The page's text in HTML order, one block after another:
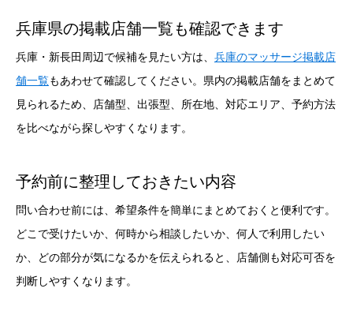
兵庫県の掲載店舗一覧も確認できます
兵庫・新長田周辺で候補を見たい方は、 兵庫のマッサージ掲載店
舗一覧もあわせて確認してください。県内の掲載店舗をまとめて
見られるため、店舗型、出張型、所在地、対応エリア、予約方法
を比べながら探しやすくなります。
予約前に整理しておきたい内容
問い合わせ前には、希望条件を簡単にまとめておくと便利です。
どこで受けたいか、何時から相談したいか、何人で利用したい
か、どの部分が気になるかを伝えられると、店舗側も対応可否を
判断しやすくなります。